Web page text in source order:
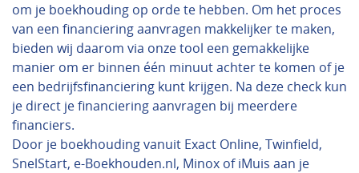
om je boekhouding op orde te hebben. Om het proces
van een financiering aanvragen makkelijker te maken,
bieden wij daarom via onze tool een gemakkelijke
manier om er binnen één minuut achter te komen of je
een bedrijfsfinanciering kunt krijgen. Na deze check kun
je direct je financiering aanvragen bij meerdere
financiers.
Door je boekhouding vanuit Exact Online, Twinfield,
SnelStart, e-Boekhouden.nl, Minox of iMuis aan je